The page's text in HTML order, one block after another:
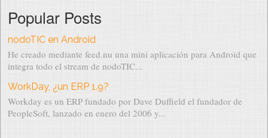
Popular Posts
nodoTIC en Android
He creado mediante feed.nu una mini aplicación para Android que
integra todo el stream de nodoTIC...
WorkDay, ¿un ERP 1.9?
Workday es un ERP fundado por Dave Duffield el fundador de
PeopleSoft, lanzado en enero del 2006 y...